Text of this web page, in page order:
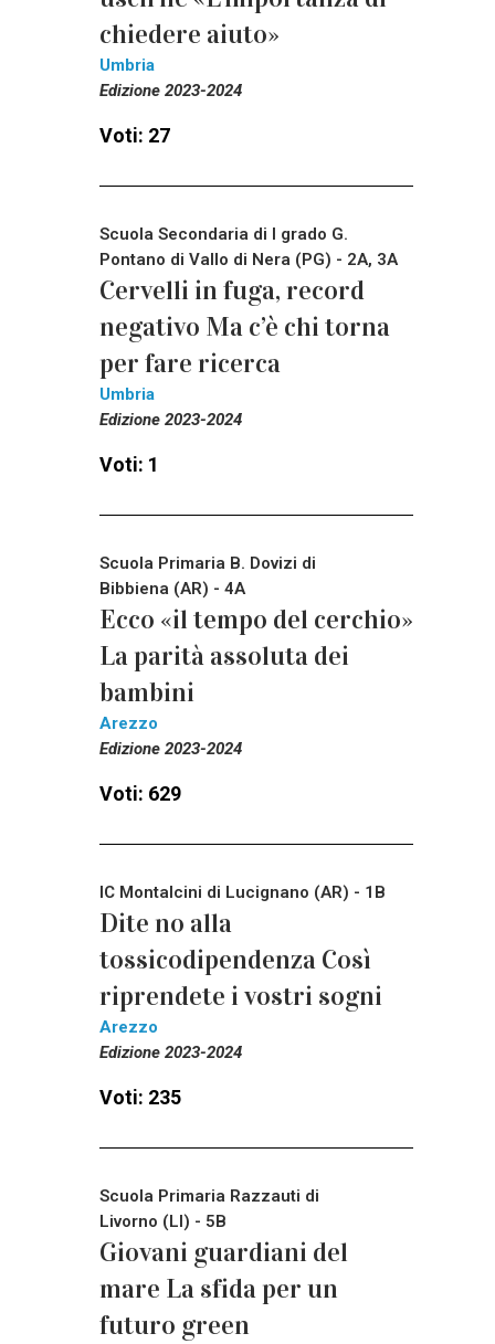
chiedere aiuto»
Umbria
Edizione 2023-2024
Voti: 27
Scuola Secondaria di I grado G.
Pontano di Vallo di Nera (PG) - 2A, 3A
Cervelli in fuga, record
negativo Ma c’è chi torna
per fare ricerca
Umbria
Edizione 2023-2024
Voti: 1
Scuola Primaria B. Dovizi di
Bibbiena (AR) - 4A
Ecco «il tempo del cerchio»
La parità assoluta dei
bambini
Arezzo
Edizione 2023-2024
Voti: 629
IC Montalcini di Lucignano (AR) - 1B
Dite no alla
tossicodipendenza Così
riprendete i vostri sogni
Arezzo
Edizione 2023-2024
Voti: 235
Scuola Primaria Razzauti di
Livorno (LI) - 5B
Giovani guardiani del
mare La sfida per un
futuro green